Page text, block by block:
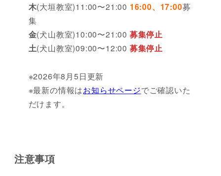
木(大垣教室)11:00〜21:00 16:00、17:00募
集
金(犬山教室)10:00〜21:00 募集停止
土(犬山教室)09:00〜12:00 募集停止
※2026年8月5日更新
※最新の情報はお知らせページでご確認いた
だけます。
注意事項